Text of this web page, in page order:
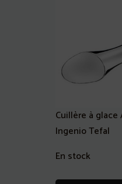
Cuillère à
Ingenio Tefal
En stock